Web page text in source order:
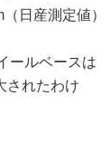
日産測定値）
ールベースは
されたわけ